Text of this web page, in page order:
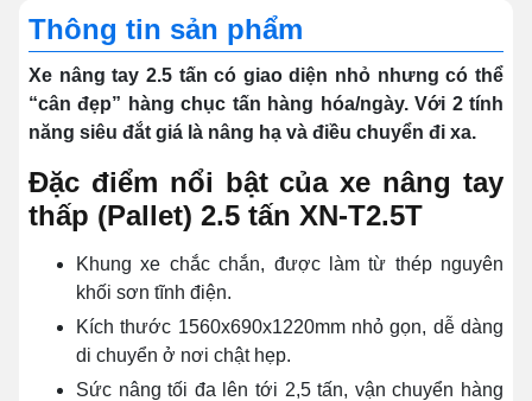
Thông tin sản phẩm
Xe nâng tay 2.5 tấn có giao diện nhỏ nhưng có thể
“cân đẹp” hàng chục tấn hàng hóa/ngày. Với 2 tính
năng siêu đắt giá là nâng hạ và điều chuyển đi xa.
Đặc điểm nổi bật của xe nâng tay
thấp (Pallet) 2.5 tấn XN-T2.5T
Khung xe chắc chắn, được làm từ thép nguyên
khối sơn tĩnh điện.
Kích thước 1560x690x1220mm nhỏ gọn, dễ dàng
di chuyển ở nơi chật hẹp.
Sức nâng tối đa lên tới 2,5 tấn, vận chuyển hàng